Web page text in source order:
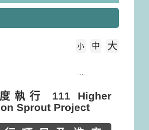
小 中 大
執行 111 Higher
Sprout Project